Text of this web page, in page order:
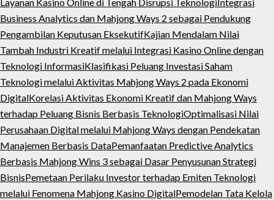
Business Analytics dan Mahjong Ways 2 sebagai Pendukung
Pengambilan Keputusan EksekutifKajian Mendalam Nilai
Tambah Industri Kreatif melalui Integrasi Kasino Online dengan
Teknologi InformasiKlasifikasi Peluang Investasi Saham
Teknologi melalui Aktivitas Mahjong Ways 2 pada Ekonomi
DigitalKorelasi Aktivitas Ekonomi Kreatif dan Mahjong Ways
terhadap Peluang Bisnis Berbasis TeknologiOptimalisasi Nilai
Perusahaan Digital melalui Mahjong Ways dengan Pendekatan
Manajemen Berbasis DataPemanfaatan Predictive Analytics
Berbasis Mahjong Wins 3 sebagai Dasar Penyusunan Strategi
BisnisPemetaan Perilaku Investor terhadap Emiten Teknologi
melalui Fenomena Mahjong Kasino DigitalPemodelan Tata Kelola